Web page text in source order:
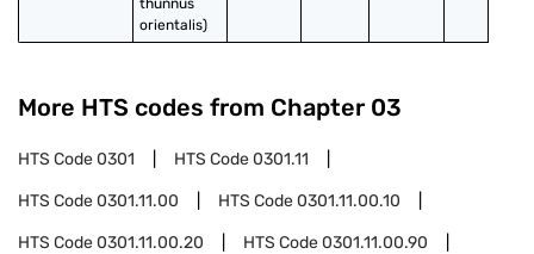
thunnus
orientalis)
More HTS codes from Chapter 03
HTS Code0301 HTS Code0301.11
HTS Code0301.11.00 HTS Code0301.11.00.10
HTS Code0301.11.00.20 HTS Code0301.11.00.90